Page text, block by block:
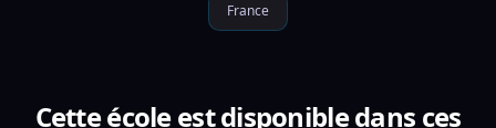
France
Cette école est disponible dans ces